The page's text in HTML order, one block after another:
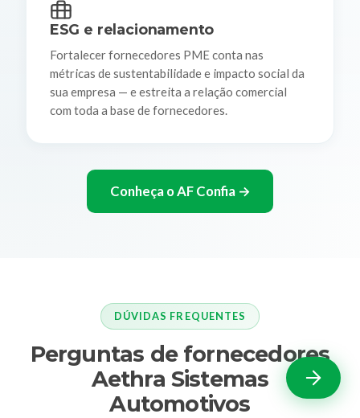
ESG e relacionamento
Fortalecer fornecedores PME conta nas
métricas de sustentabilidade e impacto social da
sua empresa — e estreita a relação comercial
com toda a base de fornecedores.
Conheça o AF Confia →
DÚVIDAS FREQUENTES
Perguntas de fornecedores
Aethra Sistemas
Automotivos